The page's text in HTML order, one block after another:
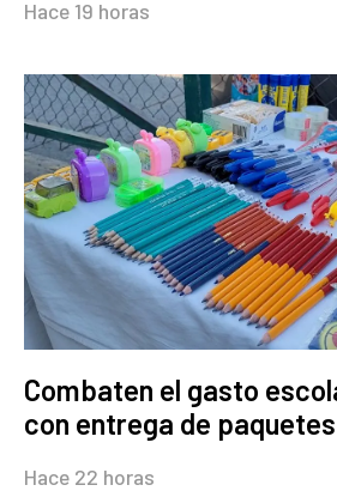
Hace 19 horas
Combaten el gasto
con entrega de
Hace 22 horas